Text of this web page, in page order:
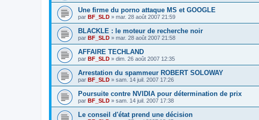
Une firme du porno attaque MS et GOOGLE
par BF_SLD » mar. 28 août 2007 21:59
BLACKLE : le moteur de recherche noir
par BF_SLD » mar. 28 août 2007 21:58
AFFAIRE TECHLAND
par BF_SLD » dim. 26 août 2007 12:35
Arrestation du spammeur ROBERT SOLOWAY
par BF_SLD » sam. 14 juil. 2007 17:26
Poursuite contre NVIDIA pour détermination de prix
par BF_SLD » sam. 14 juil. 2007 17:38
Le conseil d'état prend une décision